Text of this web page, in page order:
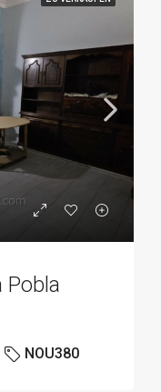
Pobla
NOU380